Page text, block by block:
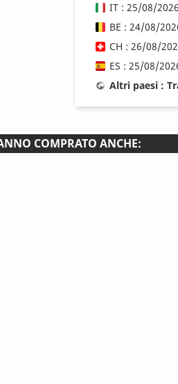
IT : 25/08/2026
BE : 24/08/
CH : 26/08/
ES : 25/08/
Altri paesi :
COMPRATO ANCHE: